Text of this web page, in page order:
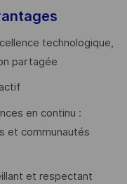
technologique,
partagée
en continu :
et communautés
et respectant